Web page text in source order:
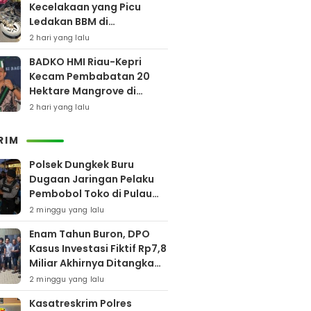
Kecelakaan yang Picu
Ledakan BBM di
Pamekasan
2 hari yang lalu
BADKO HMI Riau-Kepri
Kecam Pembabatan 20
Hektare Mangrove di
Bengkalis
2 hari yang lalu
Polsek Dungkek Buru
Dugaan Jaringan Pelaku
Pembobol Toko di Pulau
Gili Iyang
2 minggu yang lalu
Enam Tahun Buron, DPO
Kasus Investasi Fiktif Rp7,8
Miliar Akhirnya Ditangkap
Polres Pamekasan
2 minggu yang lalu
Kasatreskrim Polres